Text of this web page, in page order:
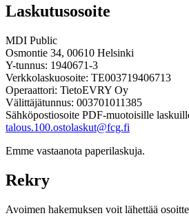
Laskutusosoite
MDI Public
Osmontie 34, 00610 Helsinki
Y-tunnus: 1940671-3
Verkkolaskuosoite: TE003719406713
Operaattori: TietoEVRY Oy
Välittäjätunnus: 003701011385
Sähköpostiosoite PDF-muotoisille
talous.100.ostolaskut@fcg.fi
Emme vastaanota paperilaskuja.
Rekry
Avoimen hakemuksen voit lähettää